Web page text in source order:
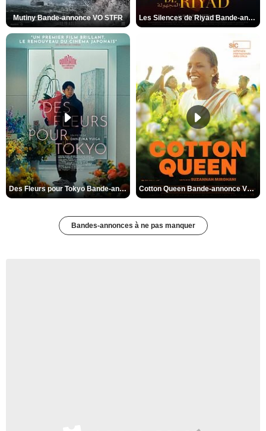
Mutiny Bande-annonce VO STFR Les Silences de Riyad Bande-annonce VO STFR
Des Fleurs pour Tokyo Bande-annonce VO STFR Cotton Queen Bande-annonce VO STFR
Bandes-annonces à ne pas manquer